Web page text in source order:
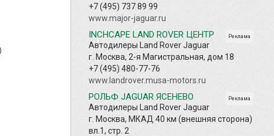
+7 (495) 737 89 99
www.major-jaguar.ru
Реклама
INCHCAPE LAND ROVER ЦЕНТР
Автодилеры Land Rover Jaguar
г. Москва, 2-я Магистральная, дом 18
+7 (495) 480-77-76
www.landrover.musa-motors.ru
Реклама
РОЛЬФ JAGUAR ЯСЕНЕВО
Автодилеры Land Rover Jaguar
г. Москва, МКАД 40 км (внешняя сторона)
вл.1, стр. 2